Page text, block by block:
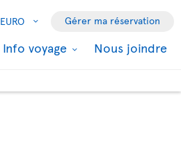
EURO Gérer ma réservation
Info voyage Nous joindre